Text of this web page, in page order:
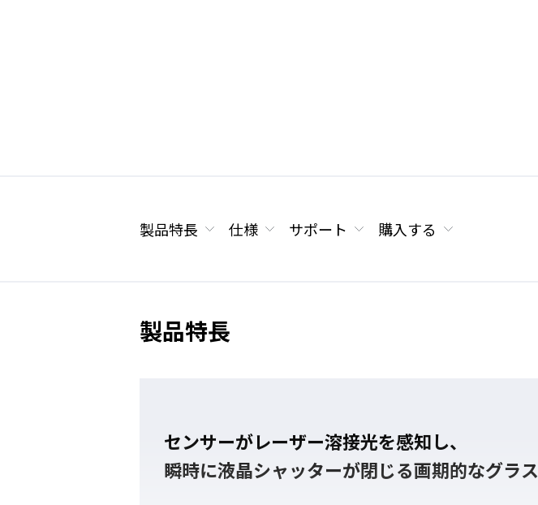
製品特長 仕様 サポート 購入する
製品特長
センサーがレーザー溶接光を感知し、
瞬時に液晶シャッターが閉じる画期的なグラス